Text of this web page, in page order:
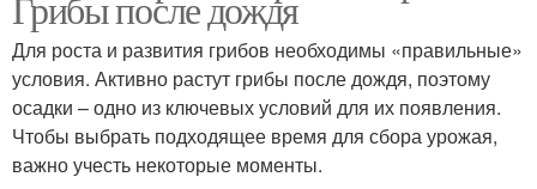
Для роста и развития грибов необходимы «правильные»
условия. Активно растут грибы после дождя, поэтому
осадки – одно из ключевых условий для их появления.
Чтобы выбрать подходящее время для сбора урожая,
важно учесть некоторые моменты.